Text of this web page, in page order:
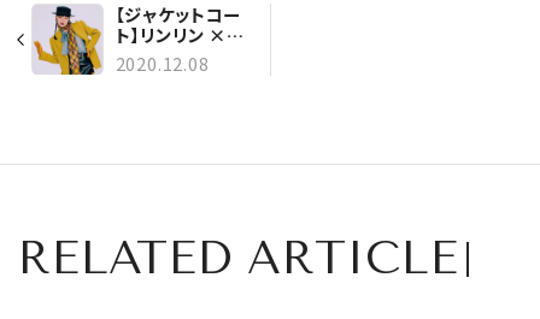
【ジャケットコー
ト】リンリン ×
SAINT
LAURENT
2020.12.08
RELATED ARTICLE